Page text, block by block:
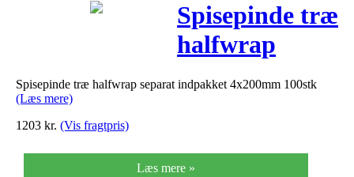
Spisepinde træ
halfwrap
separat
100stk
Spisepinde træ halfwrap separat indpakket 4x200mm 100stk
(Læs mere)
1203 kr. (Vis fragtpris)
Læs mere »